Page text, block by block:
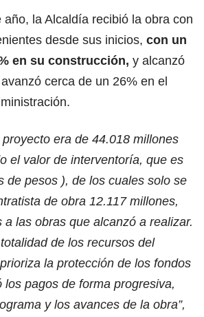
año, la Alcaldía recibió la obra con
desde sus inicios, con un
en su construcción, y alcanzó
cerca de un 26% en el
proyecto era de 44.018 millones
el valor de interventoría, que es
de pesos ), de los cuales solo se
de obra 12.117 millones,
a las obras que alcanzó a realizar.
de los recursos del
la protección de los fondos
los pagos de forma progresiva,
y los avances de la obra”,